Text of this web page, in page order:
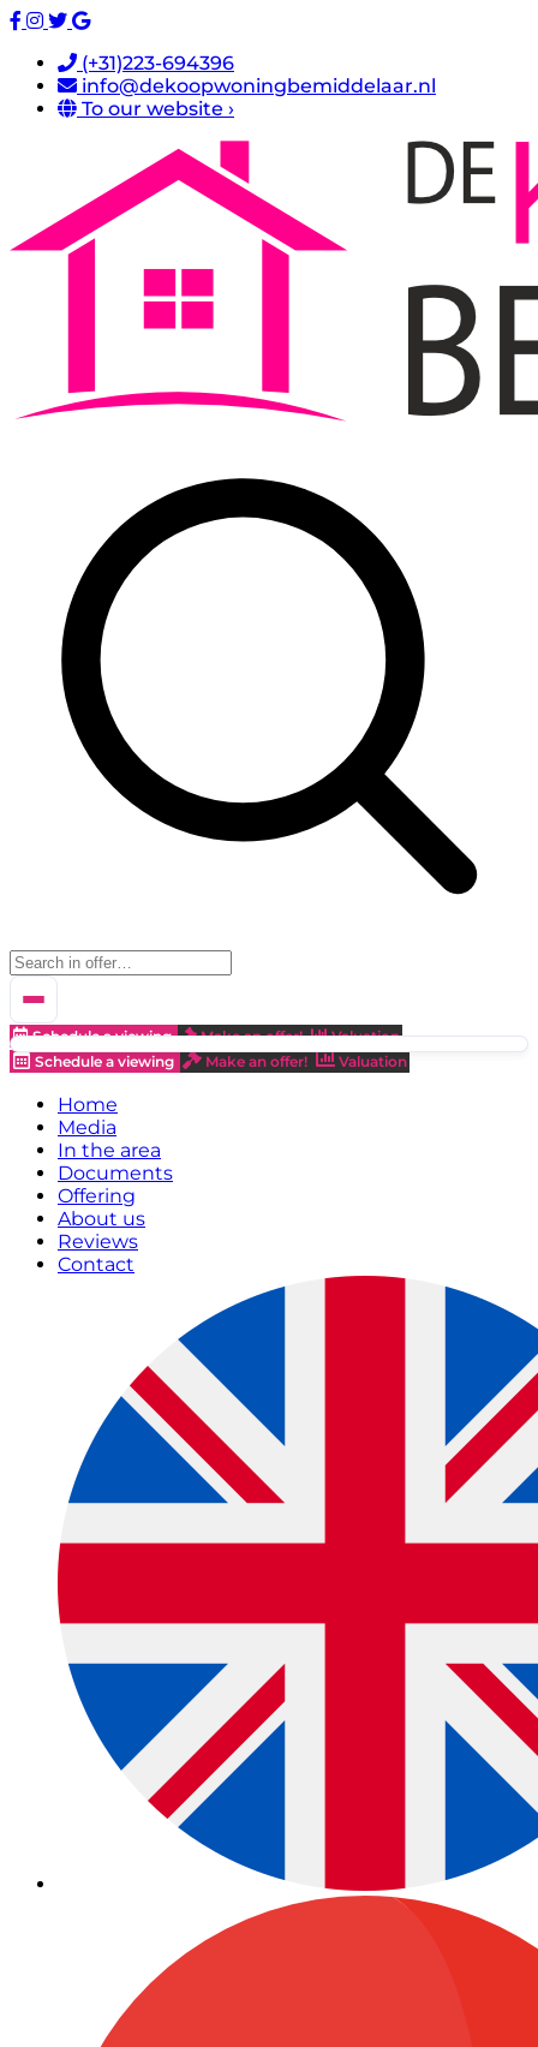
(+31)223-694396
info@dekoopwoningbemiddelaar.nl
To our website ›
Schedule a viewing Make an offer!
Valuation
Schedule a viewing
Make an offer! Valuation
Home
Media
In the area
Documents
Offering
About us
Reviews
Contact